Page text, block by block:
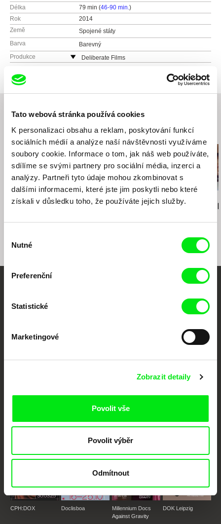
Tato webová stránka používá cookies
K personalizaci obsahu a reklam, poskytování funkcí
sociálních médií a analýze naší návštěvnosti využíváme
soubory cookie. Informace o tom, jak náš web používáte,
sdílíme se svými partnery pro sociální média, inzerci a
analýzy. Partneři tyto údaje mohou zkombinovat s
dalšími informacemi, které jste jim poskytli nebo které
získali v důsledku toho, že používáte jejich služby.
souhlasu
Nutné
Preferenční
Statistické
Marketingové
Zobrazit detaily
Povolit vše
Povolit výběr
Odmítnout
Délka
79 min (46-90 min.)
Rok
2014
Země
Spojené státy
Barva
Barevný
Produkce
Deliberate Films
https://www.facebook.com/deliberatefilm
Spojené státy
Související filmy (20)
Deborah Stratman
Optimismus
Lionel Rupp
Kampaň Narozena v
Portál DAFilms.cz je výsledkem tvůrčí spolupráce 7 klíčových evropských
Členové Doc Alliance
CPH:DOX Doclisboa
Millennium Docs
Against Gravity
DOK Leipzig